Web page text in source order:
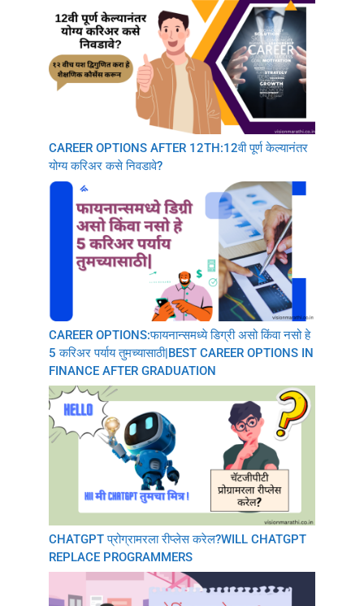
CAREER OPTIONS AFTER 12TH:12वी पूर्ण केल्यानंतर
योग्य करिअर कसे निवडावे?
CAREER OPTIONS:फायनान्समध्ये डिग्री असो किंवा नसो हे
5 करिअर पर्याय तुमच्यासाठी|BEST CAREER OPTIONS IN
FINANCE AFTER GRADUATION
CHATGPT प्रोग्रामरला रीप्लेस करेल?WILL CHATGPT
REPLACE PROGRAMMERS